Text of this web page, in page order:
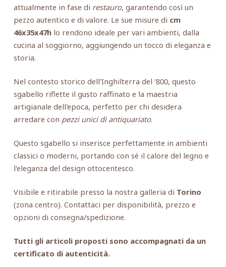
attualmente in fase di restauro, garantendo così un
pezzo autentico e di valore. Le sue misure di cm
46x35x47hlo rendono ideale per vari ambienti, dalla
cucina al soggiorno, aggiungendo un tocco di eleganza e
storia.
Nel contesto storico dell'Inghilterra del '800, questo
sgabello riflette il gusto raffinato e la maestria
artigianale dell'epoca, perfetto per chi desidera
arredare con pezzi unici di antiquariato.
Questo sgabello si inserisce perfettamente in ambienti
classici o moderni, portando con sé il calore del legno e
l'eleganza del design ottocentesco.
Visibile e ritirabile presso la nostra galleria di Torino
(zona centro). Contattaci per disponibilità, prezzo e
opzioni di consegna/spedizione.
Tutti gli articoli proposti sono accompagnati da un
certificato di autenticità.